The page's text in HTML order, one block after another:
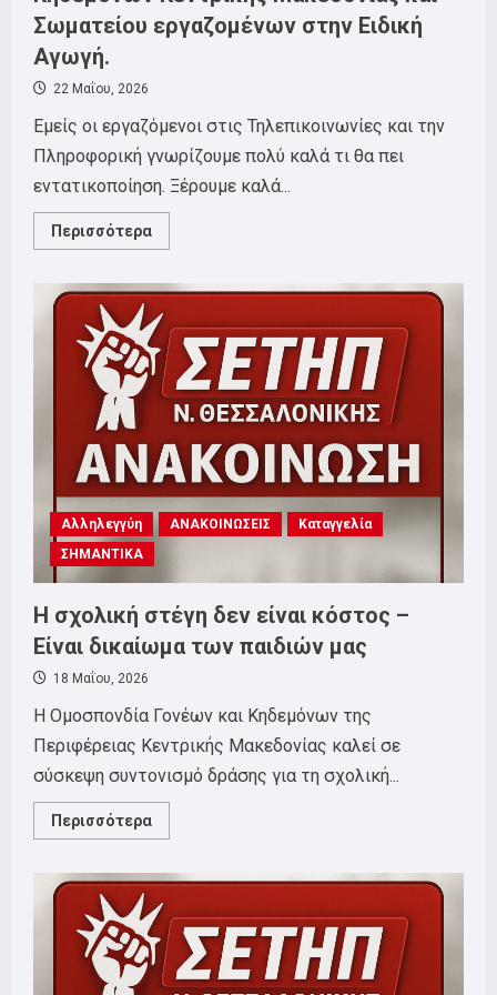
Σωματείου εργαζομένων στην Ειδική
Αγωγή.
22 Μαΐου, 2026
Εμείς οι εργαζόμενοι στις Τηλεπικοινωνίες και την
Πληροφορική γνωρίζουμε πολύ καλά τι θα πει
εντατικοποίηση. Ξέρουμε καλά...
Περισσότερα
more
Τύπου
για
την
αυριανή
κινητοποίηση
που
καλούν
ΣΕΑΑΝ,
Ενώσεων
Γονέων
και
Κηδεμόνων
Κεντρικής
Μακεδονίας
και
εργαζομένων
στην
Ειδική
Αγωγή.
Αλληλεγγύη ΑΝΑΚΟΙΝΩΣΕΙΣ
Καταγγελία
ΣΗΜΑΝΤΙΚΑ
Η σχολική στέγη δεν είναι κόστος –
Είναι δικαίωμα των παιδιών μας
18 Μαΐου, 2026
Η Ομοσπονδία Γονέων και Κηδεμόνων της
Περιφέρειας Κεντρικής Μακεδονίας καλεί σε
σύσκεψη συντονισμό δράσης για τη σχολική...
Περισσότερα
more
σχολική
δεν
είναι
κόστος
–
Είναι
δικαίωμα